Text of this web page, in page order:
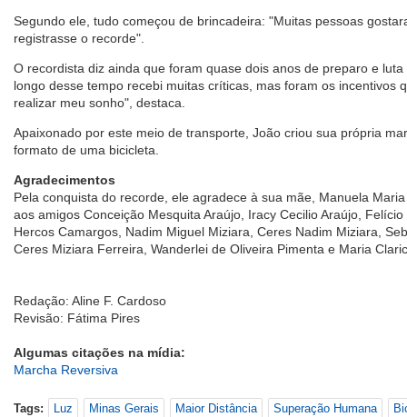
Segundo ele, tudo começou de brincadeira: "Muitas pessoas
registrasse o recorde".
O recordista diz ainda que foram quase dois anos de preparo e
longo desse tempo recebi muitas críticas, mas foram os incentivos
realizar meu sonho", destaca.
Apaixonado por este meio de transporte, João criou sua própria
formato de uma bicicleta.
Agradecimentos
Pela conquista do recorde, ele agradece à sua mãe, Manuela
aos amigos Conceição Mesquita Araújo, Iracy Cecilio Araújo,
Hercos Camargos, Nadim Miguel Miziara, Ceres Nadim Miziara,
Ceres Miziara Ferreira, Wanderlei de Oliveira Pimenta e Maria
Redação: Aline F. Cardoso
Revisão: Fátima Pires
Algumas citações na mídia:
Marcha Reversiva
Tags: Luz Minas Gerais Maior Distância Superação Humana